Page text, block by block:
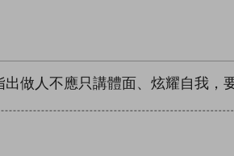
做人不應只講體面、炫耀自我，